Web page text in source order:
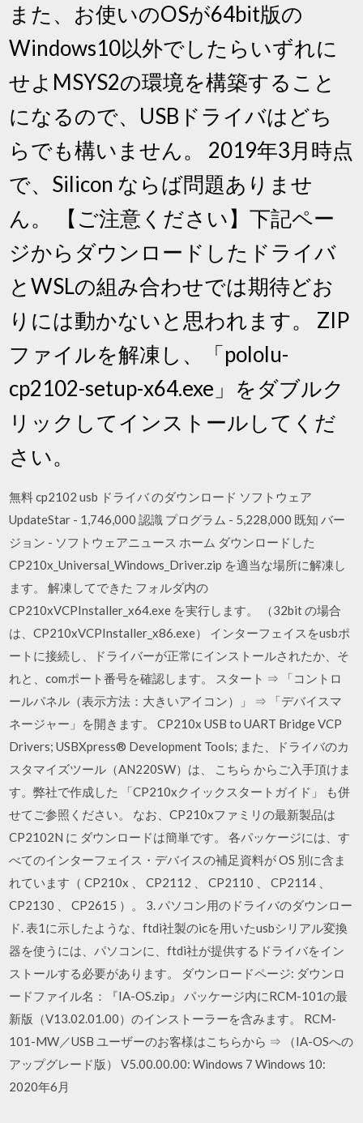
また、お使いのOSが64bit版の
Windows10以外でしたらいずれに
せよMSYS2の環境を構築すること
になるので、USBドライバはどち
らでも構いません。 2019年3月時点
で、Silicon ならば問題ありませ
ん。 【ご注意ください】下記ペー
ジからダウンロードしたドライバ
とWSLの組み合わせでは期待どお
りには動かないと思われます。 ZIP
ファイルを解凍し、「pololu-
cp2102-setup-x64.exe」をダブルク
リックしてインストールしてくだ
さい。
無料 cp2102 usb ドライバ のダウンロード ソフトウェア
UpdateStar - 1,746,000 認識 プログラム - 5,228,000 既知 バー
ジョン - ソフトウェアニュース ホーム ダウンロードした
CP210x_Universal_Windows_Driver.zip を適当な場所に解凍し
ます。 解凍してできた フォルダ内の
CP210xVCPInstaller_x64.exe を実行します。 （32bit の場合
は、CP210xVCPInstaller_x86.exe） インターフェイスをusbポ
ートに接続し、ドライバーが正常にインストールされたか、そ
れと、comポート番号を確認します。 スタート ⇒ 「コントロ
ールパネル（表示方法：大きいアイコン）」 ⇒ 「デバイスマ
ネージャー」を開きます。 CP210x USB to UART Bridge VCP
Drivers; USBXpress® Development Tools; また、ドライバのカ
スタマイズツール（AN220SW）は、 こちら からご入手頂けま
す。弊社で作成した 「CP210xクイックスタートガイド」 も併
せてご参照ください。 なお、CP210xファミリの最新製品は
CP2102N に ダウンロードは簡単です。 各パッケージには、す
べてのインターフェイス・デバイスの補足資料が OS 別に含ま
れています（ CP210x 、 CP2112 、 CP2110 、 CP2114 、
CP2130 、 CP2615 ）。 3. パソコン用のドライバのダウンロー
ド. 表1に示したような、ftdi社製のicを用いたusbシリアル変換
器を使うには、パソコンに、ftdi社が提供するドライバをイン
ストールする必要があります。 ダウンロードページ: ダウンロ
ードファイル名：『IA-OS.zip』 パッケージ内にRCM-101の最
新版（V13.02.01.00）のインストーラーを含みます。 RCM-
101-MW／USB ユーザーのお客様はこちらから ⇒ （IA-OSへの
アップグレード版） V5.00.00.00: Windows 7 Windows 10:
2020年6月